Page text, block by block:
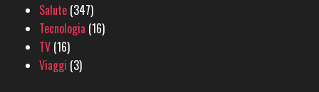
Salute (347)
Tecnologia (16)
TV (16)
Viaggi (3)